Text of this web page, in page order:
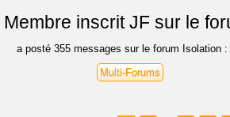
Membre inscritJF sur le
a posté 355 messages sur le forum Isolation :
Multi-Forums